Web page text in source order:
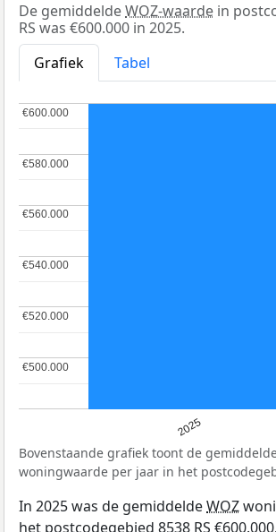
De gemiddeldeWOZ-waarde in
RS was €600.000 in 2025.
Grafiek
Tabel
2025
€500.000
€500.000
€520.000
€520.000
€540.000
€540.000
€560.000
€560.000
€580.000
€580.000
€600.000
€600.000
Bovenstaande grafiek toont de
woningwaarde per jaar in het
In 2025 was de gemiddeldeWOZ
het postcodegebied 8538 RS €600.000.